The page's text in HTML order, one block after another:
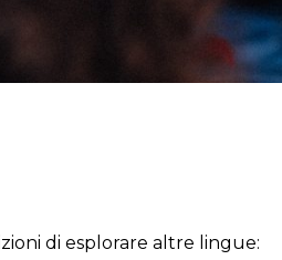
di esplorare altre lingue: